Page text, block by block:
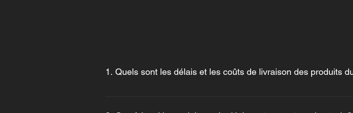
1. Quels sont les délais et les coûts de livraison des produits